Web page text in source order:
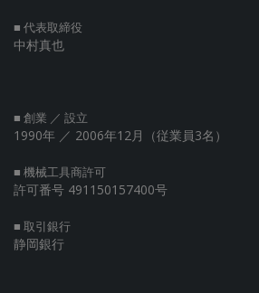
■ 代表取締役
中村真也
■ 創業 ／ 設立
1990年 ／ 2006年12月（従業員3名）
■ 機械工具商許可
許可番号 491150157400号
■ 取引銀行
静岡銀行